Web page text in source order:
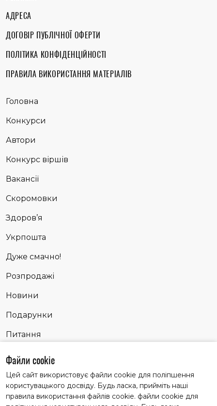
АДРЕСА
ДОГОВІР ПУБЛІЧНОЇ ОФЕРТИ
ПОЛІТИКА КОНФІДЕНЦІЙНОСТІ
ПРАВИЛА ВИКОРИСТАННЯ МАТЕРІАЛІВ
Головна
Конкурси
Автори
Конкурс віршів
Вакансії
Скоромовки
Здоров’я
Укрпошта
Дуже смачно!
Розпродажі
Новини
Подарунки
Питання
Сповідь
Матеріали із заголовком "Партнерські історії" публікуємо
на правах реклами
Файли cookie
Цей сайт використовує файли cookie для поліпшення
користувацького досвіду. Будь ласка, прийміть наші
правила використання файлів cookie. файли cookie для